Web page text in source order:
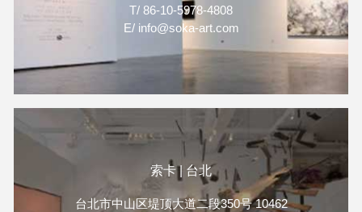
T/ 86-10-5978-4808
E/ info@soka-art.com
索卡 | 台北
台北市中山区堤顶大道二段350号 10462